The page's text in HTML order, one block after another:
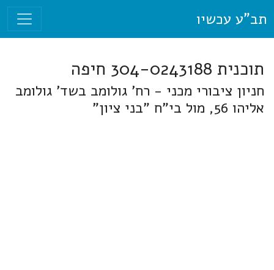
תב"ע עכשיו
תוכנית 304-0243188 חיפה
חניון ציבורי מכני - רח' גולומב בשד' גולומב
אליהו 56, מול בי"ח "בני ציון"